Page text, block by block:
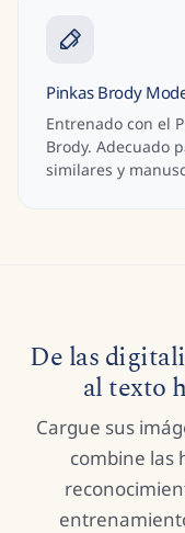
Pinkas Brody
Entrenado con el
Brody. Adecuado
similares y
De las
al texto
Cargue sus
combine las